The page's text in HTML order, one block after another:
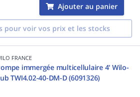
Ajouter au panier
pour voir vos prix et les stocks
FRANCE
immergée multicellulaire 4' Wilo-
TWI4.02-40-DM-D (6091326)